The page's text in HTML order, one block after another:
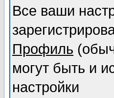
Все ваши
Профиль
могут быть и
настройки